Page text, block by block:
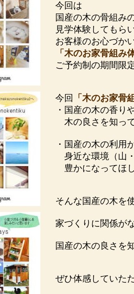
今回は
国産の木の骨組み
見学体験してもら
お客様のお心づか
「木のお家骨組み
ご予約制の期間限
今回
「木のお家骨
・国産の木の香り
木の良さを知っ
・国産の木の利用
身近な環境（山
豊かになってほ
そんな国産の木を
家づくりに関係が
国産の木の良さを
ぜひ体感していた